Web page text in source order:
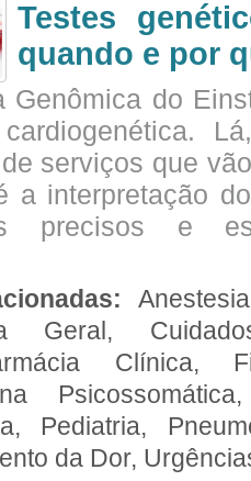
Testes
quando e por
Genômica do
serviços que
a interpretação
precisos e
Geral,
Clínica,
Pediatria,
da Dor,